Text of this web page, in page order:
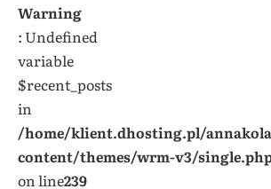
Warning
: Undefined
variable
$recent_posts
in
/home/klient.dhosting.pl/
content/themes/wrm-v3/
on line239